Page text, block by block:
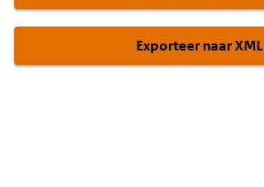
Exporteer naar XML